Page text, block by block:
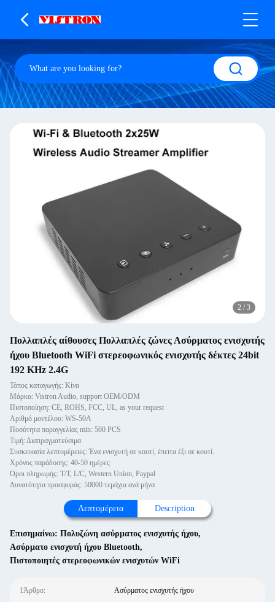
2 / 3
Πολλαπλές αίθουσες Πολλαπλές ζώνες Ασύρματος ενισχυτής
ήχου Bluetooth WiFi στερεοφωνικός ενισχυτής δέκτες 24bit
192 KHz 2.4G
Τόπος καταγωγής: Κίνα
Μάρκα: Vistron Audio, support OEM/ODM
Πιστοποίηση: CE, ROHS, FCC, UL, as your request
Αριθμό μοντέλου: WS-50A
Ποσότητα παραγγελίας min: 500 PCS
Τιμή: Διαπραγματεύσιμα
Συσκευασία λεπτομέρειες: Ένα ενισχυτή σε κουτί, έπειτα έξι σε κουτί.
Χρόνος παράδοσης: 40-50 ημέρες
Όροι πληρωμής: T/T, L/C, Western Union, Paypal
Δυνατότητα προσφοράς: 50000 τεμάχια ανά μήνα
Λεπτομέρεια Description
Επισημαίνω: Πολυζώνη ασύρματος ενισχυτής ήχου,
Ασύρματο ενισχυτή ήχου Bluetooth,
Πιστοποιητές στερεοφωνικών ενισχυτών WiFi
1Άρθρο: Ασύρματος ενισχυτής ήχου